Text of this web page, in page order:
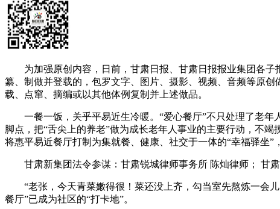
为加强原创内容，日前，甘肃日报、甘肃日报报业集团各子
纂、制做并登载的，包罗文字、图片、摄影、视频、音频等原
载、点窜、摘编或以其他体例复制并上述做品。
一餐一饭，关乎平易近生冷暖。“爱心餐厅”不只处理了老年
脚点，把“舌尖上的养老”做为成长老年人事业的主要行动，不
将惠平易近餐厅打制为集就餐、健康、社交于一体的“幸福驿坐
甘肃新集团法令参谋：甘肃锐城律师事务所 陈灿律师； 甘肃
“老张，今天青菜嫩得很！菜还没上齐，勾当室先熬炼一会儿
餐厅”已成为社区的“打卡地”。